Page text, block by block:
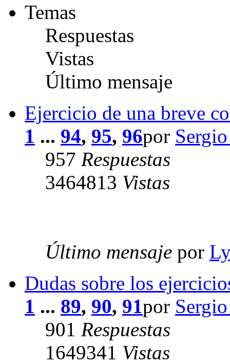
Temas
Respuestas
Vistas
Último mensaje
Ejercicio de una breve
1 ... 94, 95, 96por
957 Respuestas
3464813 Vistas
Último mensaje por
Dudas sobre los
1 ... 89, 90, 91por
901 Respuestas
1649341 Vistas